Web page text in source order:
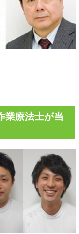
業療法士が当